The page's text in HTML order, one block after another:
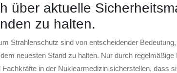
über aktuelle
zu halten.
Strahlenschutz sind von entscheidender
neuesten Stand zu halten. Nur durch regelmäßige
in der Nuklearmedizin sicherstellen, dass